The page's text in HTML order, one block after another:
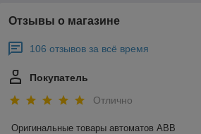
Отзывы о магазине
106 отзывов за всё время
Покупатель
Отлично
Оригинальные товары автоматов ABB